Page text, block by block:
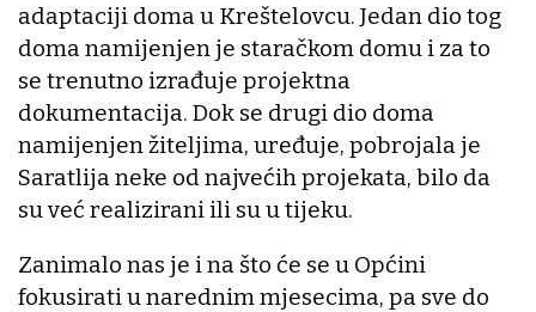
adaptaciji doma u Kreštelovcu. Jedan dio tog
doma namijenjen je staračkom domu i za to
se trenutno izrađuje projektna
dokumentacija. Dok se drugi dio doma
namijenjen žiteljima, uređuje, pobrojala je
Saratlija neke od najvećih projekata, bilo da
su već realizirani ili su u tijeku.
Zanimalo nas je i na što će se u Općini
fokusirati u narednim mjesecima, pa sve do